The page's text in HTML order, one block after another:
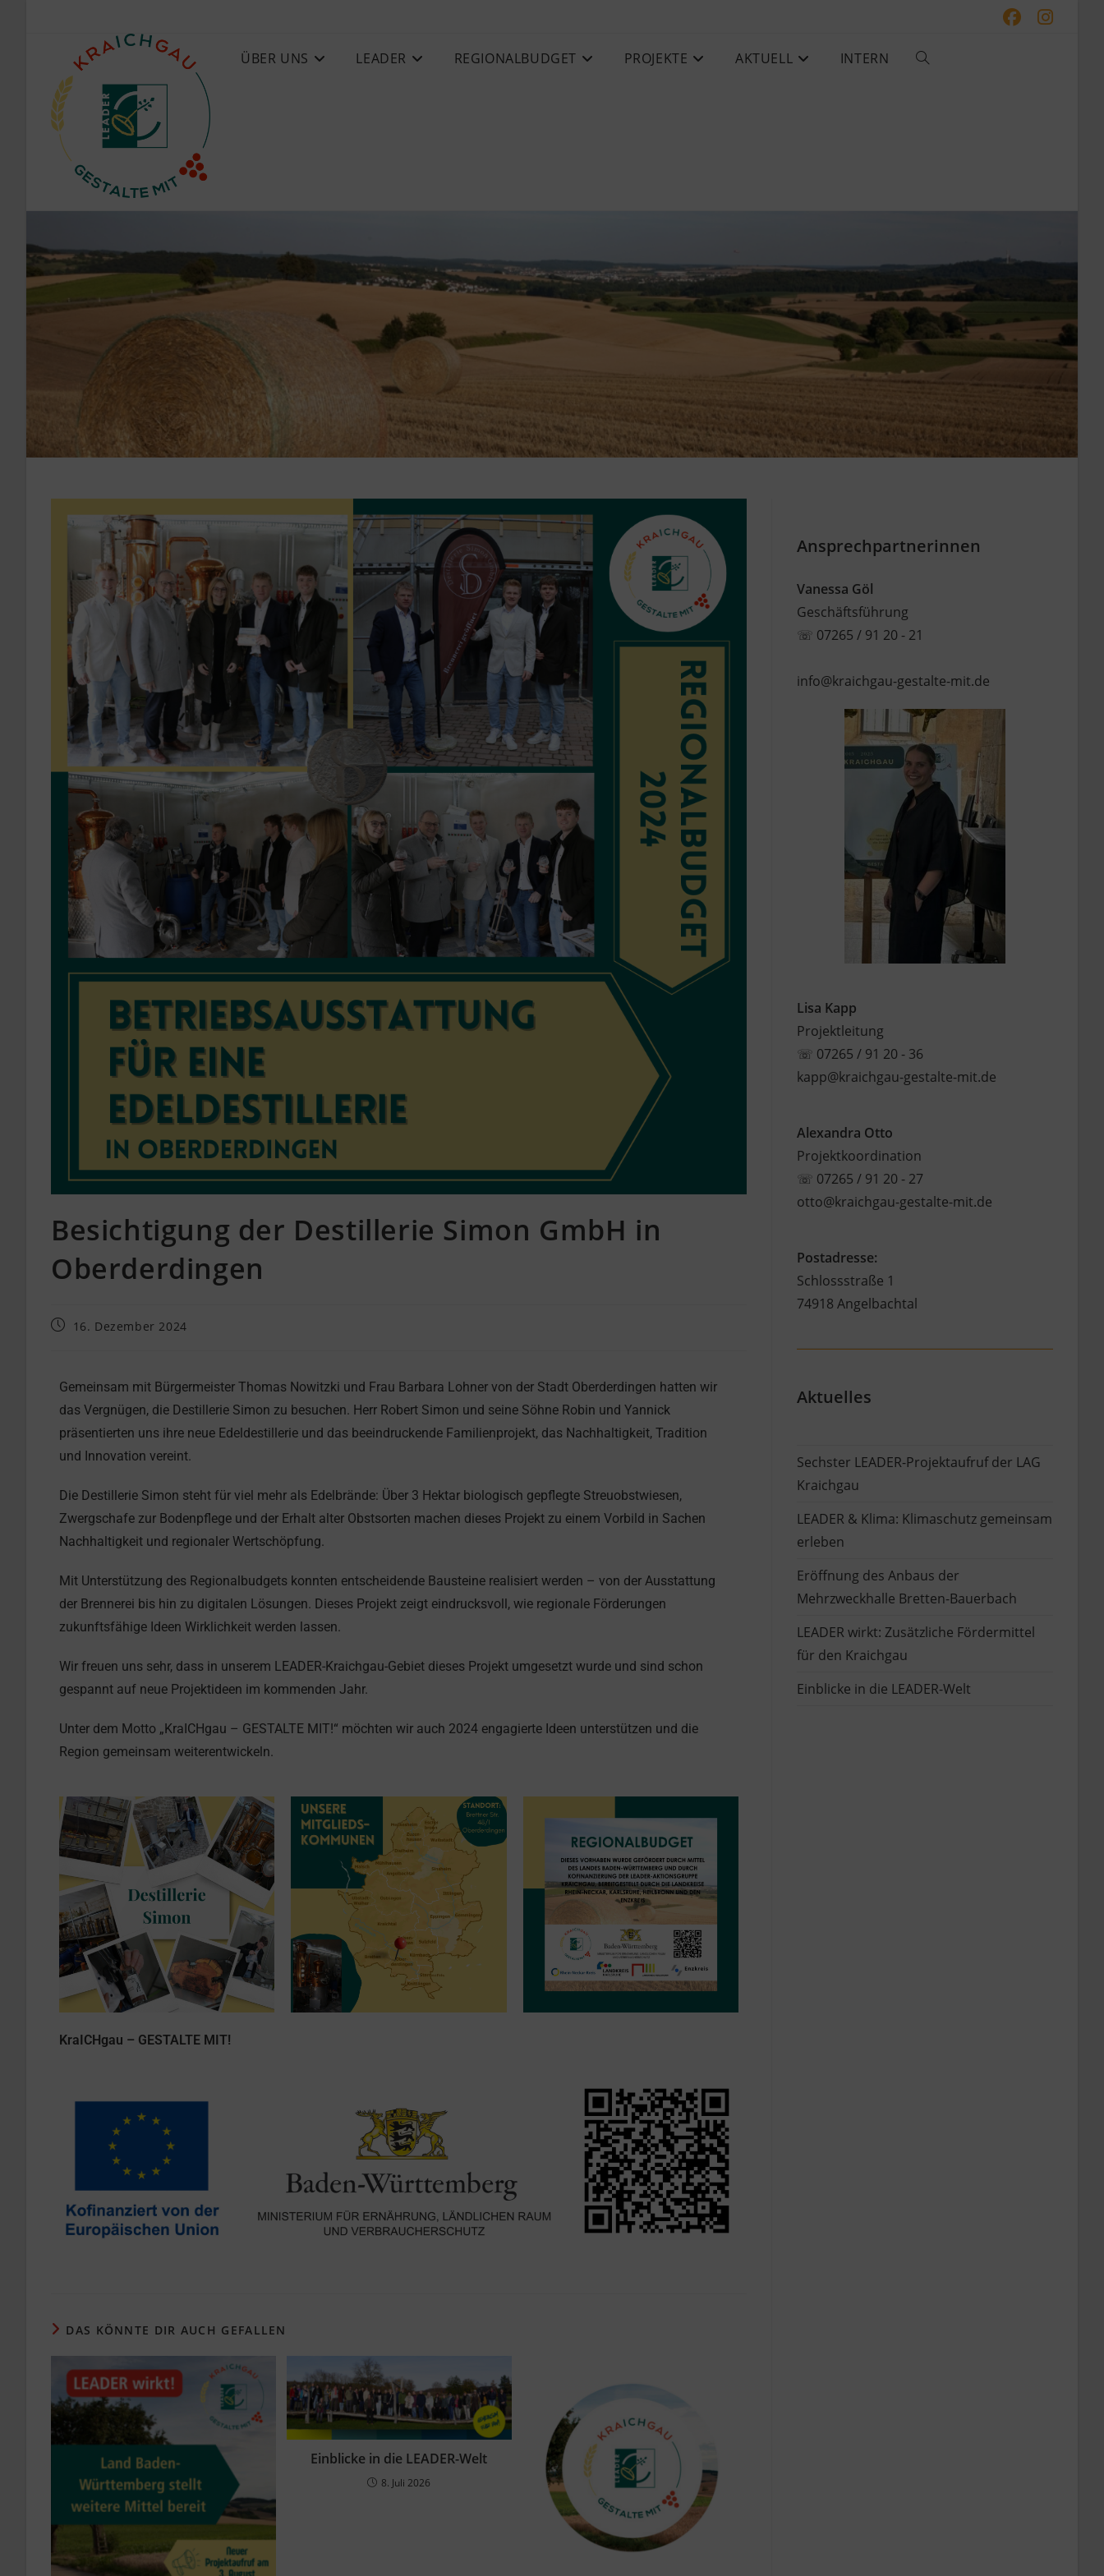
ÜBER UNS LEADER REGIONALBUDGET PROJEKTE AKTUELL INTERN
Besichtigung der Destillerie Simon GmbH in
Oberderdingen
16. Dezember 2024
Gemeinsam mit Bürgermeister Thomas Nowitzki und Frau Barbara Lohner von der Stadt Oberderdingen hatten wir
das Vergnügen, die Destillerie Simon zu besuchen. Herr Robert Simon und seine Söhne Robin und Yannick
präsentierten uns ihre neue Edeldestillerie und das beeindruckende Familienprojekt, das Nachhaltigkeit, Tradition
und Innovation vereint.
Die Destillerie Simon steht für viel mehr als Edelbrände: Über 3 Hektar biologisch gepflegte Streuobstwiesen,
Zwergschafe zur Bodenpflege und der Erhalt alter Obstsorten machen dieses Projekt zu einem Vorbild in Sachen
Nachhaltigkeit und regionaler Wertschöpfung.
Mit Unterstützung des Regionalbudgets konnten entscheidende Bausteine realisiert werden – von der Ausstattung
der Brennerei bis hin zu digitalen Lösungen. Dieses Projekt zeigt eindrucksvoll, wie regionale Förderungen
zukunftsfähige Ideen Wirklichkeit werden lassen.
Wir freuen uns sehr, dass in unserem LEADER-Kraichgau-Gebiet dieses Projekt umgesetzt wurde und sind schon
gespannt auf neue Projektideen im kommenden Jahr.
Unter dem Motto „KraICHgau – GESTALTE MIT!“ möchten wir auch 2024 engagierte Ideen unterstützen und die
Region gemeinsam weiterentwickeln.
KraICHgau – GESTALTE MIT!
DAS KÖNNTE DIR AUCH GEFALLEN
Einblicke in die LEADER-Welt
8. Juli 2026
Ansprechpartnerinnen
Vanessa Göl
Geschäftsführung
☏ 07265 / 91 20 - 21
info@kraichgau-gestalte-mit.de
Lisa Kapp
Projektleitung
☏ 07265 / 91 20 - 36
kapp@kraichgau-gestalte-mit.de
Alexandra Otto
Projektkoordination
☏ 07265 / 91 20 - 27
otto@kraichgau-gestalte-mit.de
Postadresse:
Schlossstraße 1
74918 Angelbachtal
Aktuelles
Sechster LEADER-Projektaufruf der LAG
Kraichgau
LEADER & Klima: Klimaschutz gemeinsam
erleben
Eröffnung des Anbaus der
Mehrzweckhalle Bretten-Bauerbach
LEADER wirkt: Zusätzliche Fördermittel
für den Kraichgau
Einblicke in die LEADER-Welt